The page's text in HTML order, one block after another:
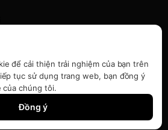
tin ưu đãi sớm nhất.
Japansport | Cung cấp bởiSapo
để cải thiện trải nghiệm của bạn trên
tục sử dụng trang web, bạn đồng ý
của chúng tôi.
Đồng ý